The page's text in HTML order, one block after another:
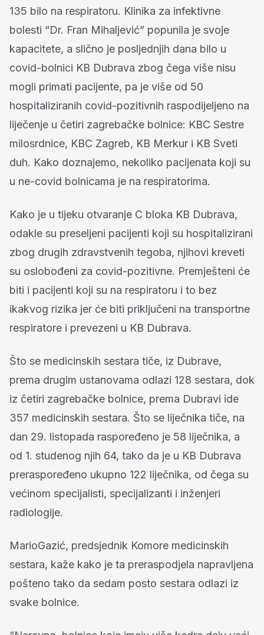
135 bilo na respiratoru. Klinika za infektivne
bolesti “Dr. Fran Mihaljević” popunila je svoje
kapacitete, a slično je posljednjih dana bilo u
covid-bolnici KB Dubrava zbog čega više nisu
mogli primati pacijente, pa je više od 50
hospitaliziranih covid-pozitivnih raspodijeljeno na
liječenje u četiri zagrebačke bolnice: KBC Sestre
milosrdnice, KBC Zagreb, KB Merkur i KB Sveti
duh. Kako doznajemo, nekoliko pacijenata koji su
u ne-covid bolnicama je na respiratorima.
Kako je u tijeku otvaranje C bloka KB Dubrava,
odakle su preseljeni pacijenti koji su hospitalizirani
zbog drugih zdravstvenih tegoba, njihovi kreveti
su oslobođeni za covid-pozitivne. Premješteni će
biti i pacijenti koji su na respiratoru i to bez
ikakvog rizika jer će biti priključeni na transportne
respiratore i prevezeni u KB Dubrava.
Što se medicinskih sestara tiče, iz Dubrave,
prema drugim ustanovama odlazi 128 sestara, dok
iz četiri zagrebačke bolnice, prema Dubravi ide
357 medicinskih sestara. Što se liječnika tiče, na
dan 29. listopada raspoređeno je 58 liječnika, a
od 1. studenog njih 64, tako da je u KB Dubrava
preraspoređeno ukupno 122 liječnika, od čega su
većinom specijalisti, specijalizanti i inženjeri
radiologije.
MarioGazić, predsjednik Komore medicinskih
sestara, kaže kako je ta preraspodjela napravljena
pošteno tako da sedam posto sestara odlazi iz
svake bolnice.